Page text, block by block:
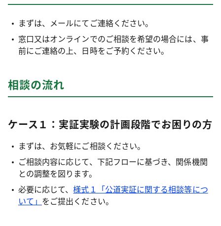
まずは、メールにてご連絡ください。
窓口又はオンラインでのご相談を希望の場合には、事
前にご連絡の上、日時をご予約ください。
相談の流れ
ケース１：実証実験の計画段階でお困りの方
まずは、お気軽にご相談ください。
ご相談内容に応じて、下記フローに基づき、関係機関
との調整を図ります。
必要に応じて、様式１「公道実証に関する相談等につ
いて」 をご提出ください。